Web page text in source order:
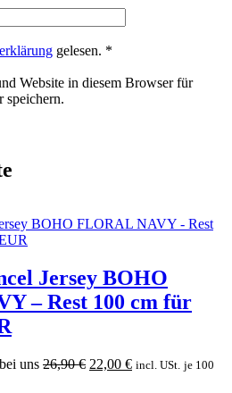
gelesen. *
Website in diesem Browser für
speichern.
Jersey BOHO
– Rest 100 cm für
uns 26,90€ Ursprünglicher
22,00 €Aktueller
incl. USt. je 100